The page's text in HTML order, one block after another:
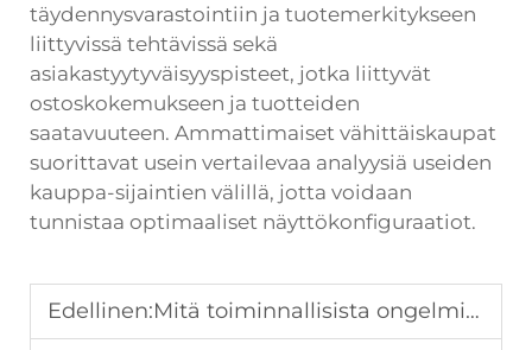
täydennysvarastointiin ja tuotemerkitykseen
liittyvissä tehtävissä sekä
asiakastyytyväisyyspisteet, jotka liittyvät
ostoskokemukseen ja tuotteiden
saatavuuteen. Ammattimaiset vähittäiskaupat
suorittavat usein vertailevaa analyysiä useiden
kauppa-sijaintien välillä, jotta voidaan
tunnistaa optimaaliset näyttökonfiguraatiot.
Edellinen:Mitä toiminnallisista ongelmista aiheutuu epäasianmukaisesta näyttörakenteen painon jakautumisesta?